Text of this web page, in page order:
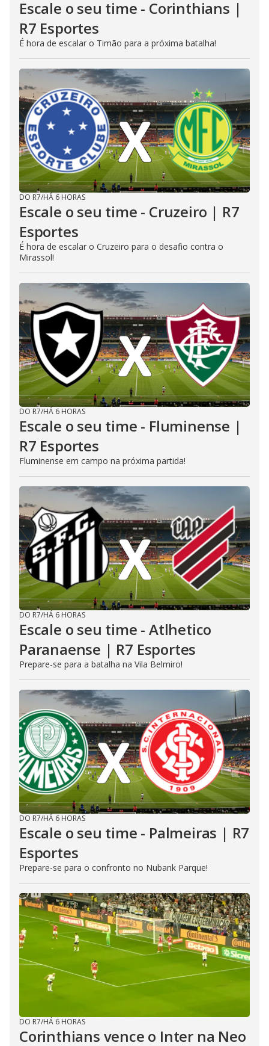
Escale o seu time - Corinthians |
R7 Esportes
É hora de escalar o Timão para a próxima batalha!
DO R7/HÁ 6 HORAS
Escale o seu time - Cruzeiro | R7
Esportes
É hora de escalar o Cruzeiro para o desafio contra o
Mirassol!
DO R7/HÁ 6 HORAS
Escale o seu time - Fluminense |
R7 Esportes
Fluminense em campo na próxima partida!
DO R7/HÁ 6 HORAS
Escale o seu time - Atlhetico
Paranaense | R7 Esportes
Prepare-se para a batalha na Vila Belmiro!
DO R7/HÁ 6 HORAS
Escale o seu time - Palmeiras | R7
Esportes
Prepare-se para o confronto no Nubank Parque!
DO R7/HÁ 6 HORAS
Corinthians vence o Inter na Neo